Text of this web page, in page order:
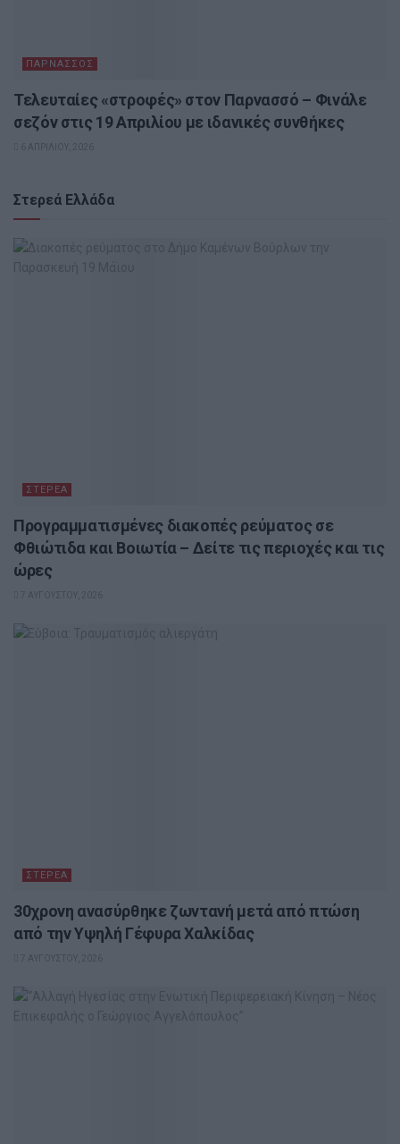
ΠΑΡΝΑΣΣΌΣ
Τελευταίες «στροφές» στον Παρνασσό – Φινάλε
σεζόν στις 19 Απριλίου με ιδανικές συνθήκες
6 ΑΠΡΙΛΊΟΥ, 2026
Στερεά Ελλάδα
ΣΤΕΡΕΆ
Προγραμματισμένες διακοπές ρεύματος σε
Φθιώτιδα και Βοιωτία – Δείτε τις περιοχές και τις
ώρες
7 ΑΥΓΟΎΣΤΟΥ, 2026
ΣΤΕΡΕΆ
30χρονη ανασύρθηκε ζωντανή μετά από πτώση
από την Υψηλή Γέφυρα Χαλκίδας
7 ΑΥΓΟΎΣΤΟΥ, 2026